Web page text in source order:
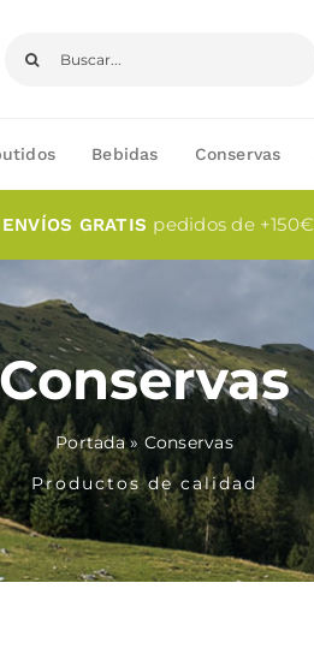
Bebidas Conservas
ENVÍOS GRATIS pedidos de +150€
Conservas
Portada» Conservas
Productos de calidad